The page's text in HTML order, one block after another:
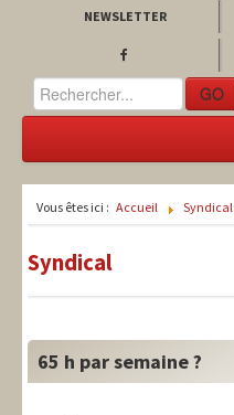
NEWSLETTER
GO
Théorie
Vous êtes ici : Accueil Syndical
Syndical
65 h par semaine ?